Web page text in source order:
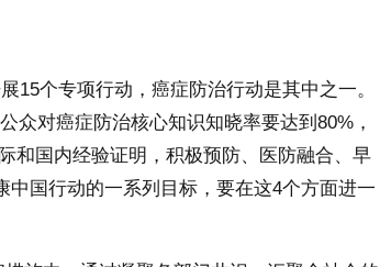
个专项行动，癌症防治行动是其中之一。
众对癌症防治核心知识知晓率要达到80%，
和国内经验证明，积极预防、医防融合、早
国行动的一系列目标，要在这4个方面进一